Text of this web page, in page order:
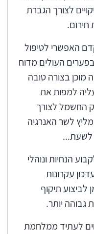
לצורך הגברת
חירום.
האפשרי לטיפול
העולים מדוח
בצורה טובה
למפות את
החשמל לצורך
לשר האנרגיה
לשעת...
הנחיות ונוהלי
עקרונות
לביצוע תיקוף
גבוהה יותר.
לעתיד ממלחמת